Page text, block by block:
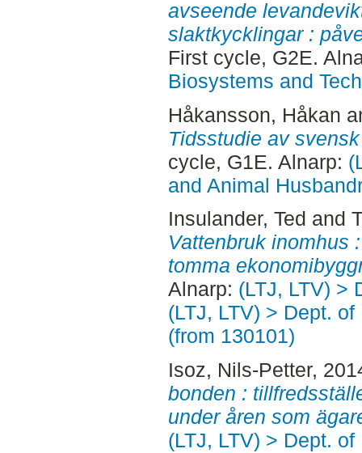
avseende
slaktkycklingar :
First cycle, G2E.
Biosystems and
Håkansson, Håkan
Tidsstudie av
cycle, G1E. Alnarp:
and Animal
Insulander, Ted and
Vattenbruk inomhus
tomma
Alnarp: (LTJ, LTV) >
(LTJ, LTV) > Dept.
(from 130101)
Isoz, Nils-Petter,
bonden :
under åren som
(LTJ, LTV) > Dept.